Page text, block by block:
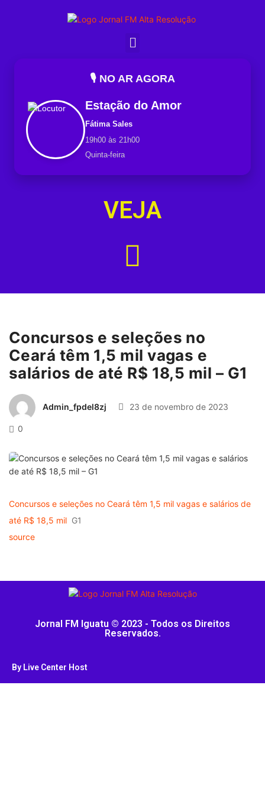
🎙️ NO AR AGORA
Estação do Amor
Fátima Sales
19h00 às 21h00
Quinta-feira
VEJA
Concursos e seleções no
Ceará têm 1,5 mil vagas e
salários de até R$ 18,5 mil – G1
Admin_fpdel8zj 23 de novembro de 2023
0
Concursos e seleções no Ceará têm 1,5 mil vagas e salários de
até R$ 18,5 mil G1
source
Jornal FM Iguatu © 2023 - Todos os Direitos
Reservados.
By Live Center Host